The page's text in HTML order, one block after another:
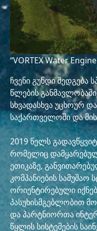
“VORTEX Water
ჩვენი გუნდი შედგება
წლების
სხვადასხვა უცხოურ
საქართველოში და
2019 წელს
რომელიც
ეთიკაზე,
კომპანიების სამუშაო
ორიენტირებული
პასუხისმგებლობით
და პარტნიორთა
წყლის სისტემების